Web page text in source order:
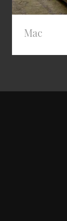
Mac